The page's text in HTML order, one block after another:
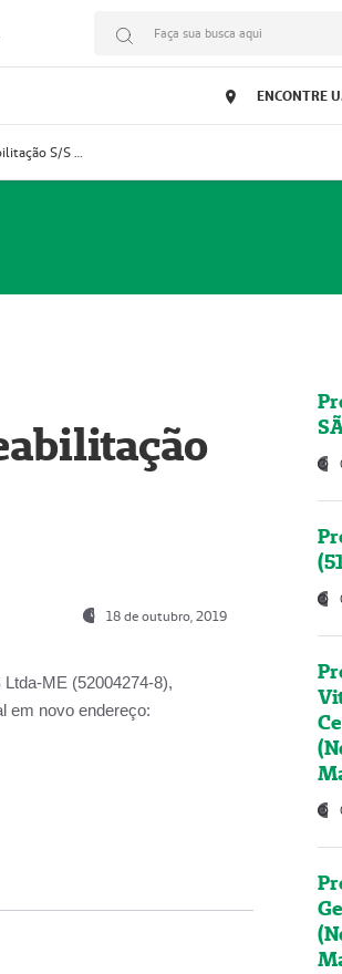
Faça sua busca aqui
ENCONTRE
Prestador CERPAM – Centro de Reabilitação S/S Ltda-ME (52004274-8)
18 de outubro, 2019
Ltda-ME (52004274-8),
em novo endereço: